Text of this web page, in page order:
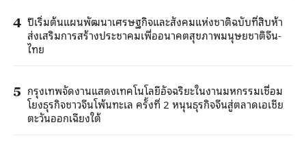
4 ปีเริ่มต้นแผนพัฒนาเศรษฐกิจและสังคมแห่งชาติฉบับที่สิบห้า
ส่งเสริมการสร้างประชาคมเพื่ออนาคตสุขภาพมนุษยชาติจีน-
ไทย
5 กรุงเทพจัดงานแสดงเทคโนโลยีอัจฉริยะในงานมหกรรมเชื่อม
โยงธุรกิจชาวจีนโพ้นทะเล ครั้งที่ 2 หนุนธุรกิจจีนสู่ตลาดเอเชีย
ตะวันออกเฉียงใต้